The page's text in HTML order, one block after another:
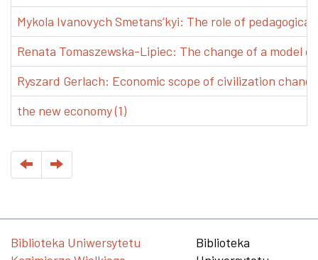
Mykola Ivanovych Smetans’kyi: The role of
Renata Tomaszewska-Lipiec: The change of a model
Ryszard Gerlach: Economic scope of civilization
the new economy (1)
Biblioteka Uniwersytetu
Biblioteka